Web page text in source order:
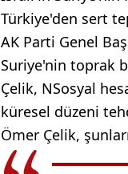
Türkiye'den sert
AK Parti Genel
Suriye'nin toprak
Çelik, NSosyal
küresel düzeni
Ömer Çelik,